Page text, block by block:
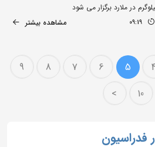
09:19 مشاهده بیشتر
5
6
7
8
9
10
>
فدراسیون